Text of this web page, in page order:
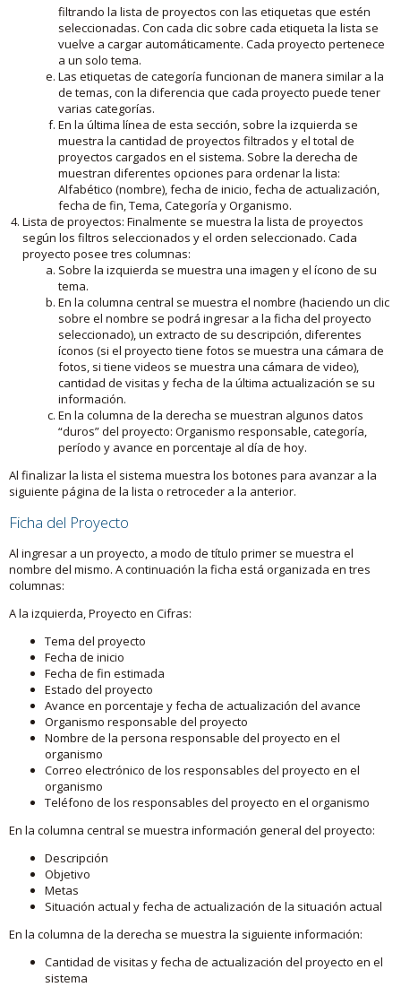
filtrando la lista de proyectos con las etiquetas que estén
seleccionadas. Con cada clic sobre cada etiqueta la lista se
vuelve a cargar automáticamente. Cada proyecto pertenece
a un solo tema.
Las etiquetas de categoría funcionan de manera similar a la
de temas, con la diferencia que cada proyecto puede tener
varias categorías.
En la última línea de esta sección, sobre la izquierda se
muestra la cantidad de proyectos filtrados y el total de
proyectos cargados en el sistema. Sobre la derecha de
muestran diferentes opciones para ordenar la lista:
Alfabético (nombre), fecha de inicio, fecha de actualización,
fecha de fin, Tema, Categoría y Organismo.
Lista de proyectos: Finalmente se muestra la lista de proyectos
según los filtros seleccionados y el orden seleccionado. Cada
proyecto posee tres columnas:
Sobre la izquierda se muestra una imagen y el ícono de su
tema.
En la columna central se muestra el nombre (haciendo un clic
sobre el nombre se podrá ingresar a la ficha del proyecto
seleccionado), un extracto de su descripción, diferentes
íconos (si el proyecto tiene fotos se muestra una cámara de
fotos, si tiene videos se muestra una cámara de video),
cantidad de visitas y fecha de la última actualización se su
información.
En la columna de la derecha se muestran algunos datos
“duros” del proyecto: Organismo responsable, categoría,
período y avance en porcentaje al día de hoy.
Al finalizar la lista el sistema muestra los botones para avanzar a la
siguiente página de la lista o retroceder a la anterior.
Ficha del Proyecto
Al ingresar a un proyecto, a modo de título primer se muestra el
nombre del mismo. A continuación la ficha está organizada en tres
columnas:
A la izquierda, Proyecto en Cifras:
Tema del proyecto
Fecha de inicio
Fecha de fin estimada
Estado del proyecto
Avance en porcentaje y fecha de actualización del avance
Organismo responsable del proyecto
Nombre de la persona responsable del proyecto en el
organismo
Correo electrónico de los responsables del proyecto en el
organismo
Teléfono de los responsables del proyecto en el organismo
En la columna central se muestra información general del proyecto:
Descripción
Objetivo
Metas
Situación actual y fecha de actualización de la situación actual
En la columna de la derecha se muestra la siguiente información:
Cantidad de visitas y fecha de actualización del proyecto en el
sistema